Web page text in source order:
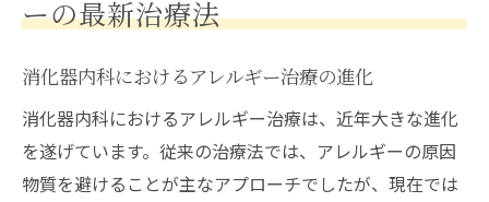
ーの最新治療法
消化器内科におけるアレルギー治療の進化
消化器内科におけるアレルギー治療は、近年大きな進化
を遂げています。従来の治療法では、アレルギーの原因
物質を避けることが主なアプローチでしたが、現在では